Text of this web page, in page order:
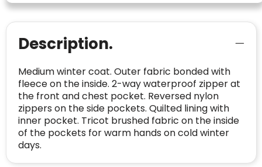
Description.
Medium winter coat. Outer fabric bonded with
fleece on the inside. 2-way waterproof zipper at
the front and chest pocket. Reversed nylon
zippers on the side pockets. Quilted lining with
inner pocket. Tricot brushed fabric on the inside
of the pockets for warm hands on cold winter
days.
BEDRIJFSGEGEVENS
Bedrijfsnaam
Domein: linkkado.be
Oprichting van de
onderneming
2026
Aantal werknemers 1-10
Trustindex-certificaat
starten:
Blacklist Geen site op de zwarte lijst
voldoen aan een hoog niveau van
veiligheidsprotocol, kunnen Trustindex-
certificaat verkrijgen. Zoekt u bij het winkelen
met vertrouwen!
Meer informatie»
Voor bedrijven
Bouwt u vertrouwen op en verhoogt u uw
verkoop met de Trustindex-certificaat.
Meer informatie